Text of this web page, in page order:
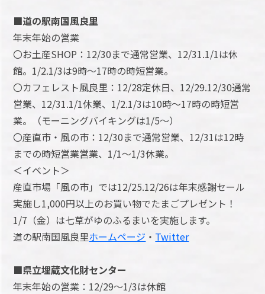
■道の駅南国風良里
年末年始の営業
〇お土産SHOP：12/30まで通常営業、12/31.1/1は休
館。1/2.1/3は9時～17時の時短営業。
〇カフェレスト風良里：12/28定休日、12/29.12/30通常
営業、12/31.1/1休業、1/2.1/3は10時～17時の時短営
業。（モーニングバイキングは1/5～）
〇産直市・風の市：12/30まで通常営業、12/31は12時
までの時短営業営業、1/1～1/3休業。
＜イベント＞
産直市場「風の市」では12/25.12/26は年末感謝セール
実施し1,000円以上のお買い物でたまごプレゼント！
1/7（金）は七草がゆのふるまいを実施します。
道の駅南国風良里ホームページ ・ Twitter
■県立埋蔵文化財センター
年末年始の営業：12/29～1/3は休館